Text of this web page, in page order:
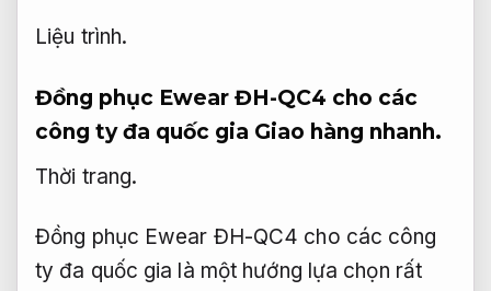
Liệu trình.
Đồng phục Ewear ĐH-QC4 cho các
công ty đa quốc gia Giao hàng nhanh.
Thời trang.
Đồng phục Ewear ĐH-QC4 cho các công
ty đa quốc gia là một hướng lựa chọn rất